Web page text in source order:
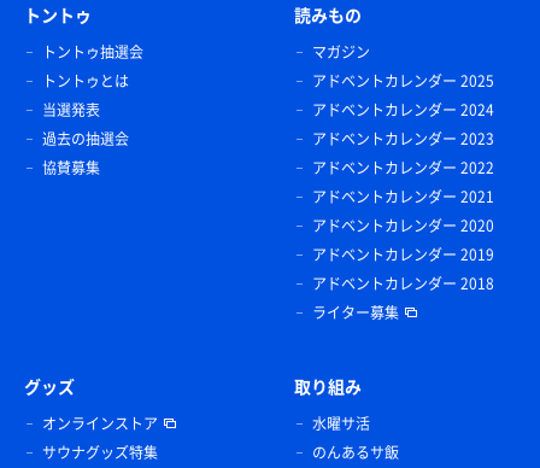
トントゥ
トントゥ抽選会
トントゥとは
当選発表
過去の抽選会
協賛募集
読みもの
マガジン
アドベントカレンダー 2025
アドベントカレンダー 2024
アドベントカレンダー 2023
アドベントカレンダー 2022
アドベントカレンダー 2021
アドベントカレンダー 2020
アドベントカレンダー 2019
アドベントカレンダー 2018
ライター募集
グッズ
オンラインストア
サウナグッズ特集
取り組み
水曜サ活
のんあるサ飯